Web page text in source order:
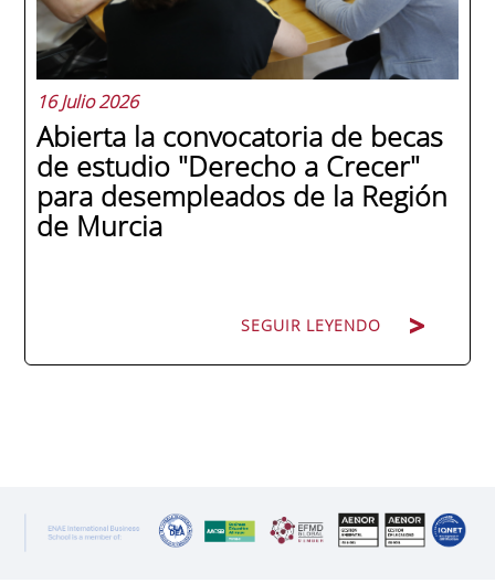
y antiguo alumno...
16 Julio 2026
Abierta la convocatoria de becas
de estudio "Derecho a Crecer"
para desempleados de la Región
de Murcia
SEGUIR LEYENDO
a Crecer". El programa está dirigido a
personas inscritas como demandantes de